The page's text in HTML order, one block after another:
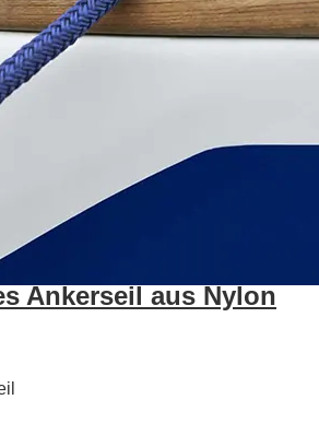
Ankerseil aus Nylon